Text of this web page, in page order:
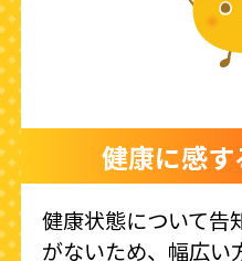
健康に感
健康状態について告
がないため、幅広い